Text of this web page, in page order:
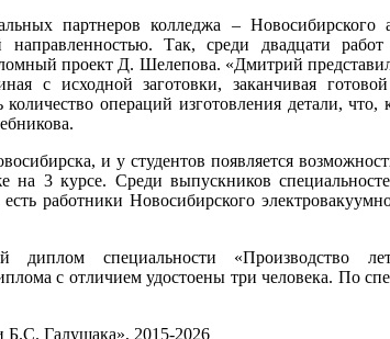
партнеров колледжа –
направленностью. Так, среди двадцати
проект Д. Шелепова. «Дмитрий
с исходной заготовки, заканчивая
операций изготовления детали,
и у студентов появляется
на 3 курсе. Среди выпускников
работники Новосибирского
специальности «Производство
с отличием удостоены три человека. По
Галущака», 2015-2026